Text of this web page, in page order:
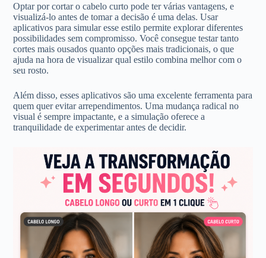
Optar por cortar o cabelo curto pode ter várias vantagens, e
visualizá-lo antes de tomar a decisão é uma delas. Usar
aplicativos para simular esse estilo permite explorar diferentes
possibilidades sem compromisso. Você consegue testar tanto
cortes mais ousados quanto opções mais tradicionais, o que
ajuda na hora de visualizar qual estilo combina melhor com o
seu rosto.
Além disso, esses aplicativos são uma excelente ferramenta para
quem quer evitar arrependimentos. Uma mudança radical no
visual é sempre impactante, e a simulação oferece a
tranquilidade de experimentar antes de decidir.